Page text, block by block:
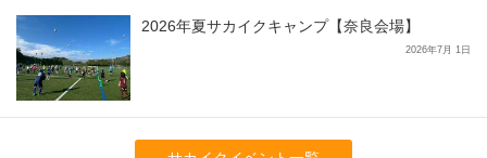
2026年夏サカイクキャンプ【奈良会場】
2026年7月 1日